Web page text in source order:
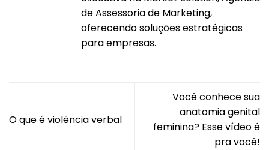
de Assessoria de Marketing,
oferecendo soluções estratégicas
para empresas.
O que é violência verbal
Você conhece sua
anatomia genital
feminina? Esse vídeo é
pra você!